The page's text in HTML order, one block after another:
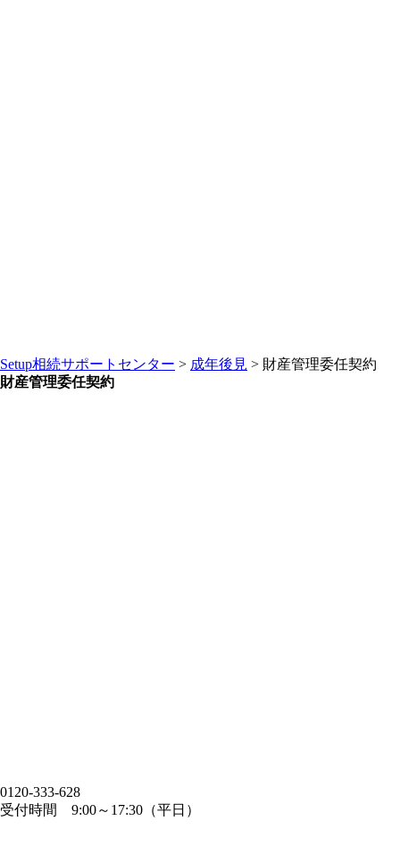
Setup相続サポートセンター > 成年後見 > 財産管理委任契約
財産管理委任契約
0120-333-628
受付時間 9:00～17:30（平日）